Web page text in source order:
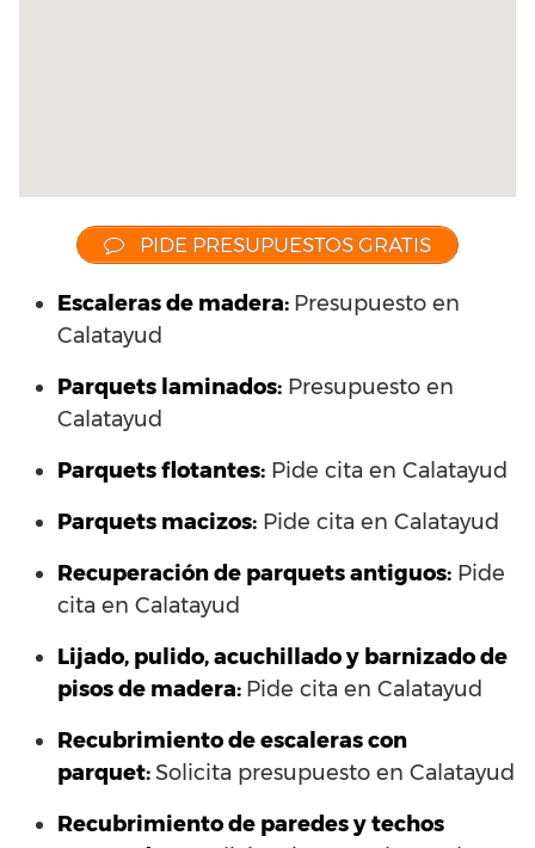
PIDE PRESUPUESTOS GRATIS
Escaleras de madera: Presupuesto en
Calatayud
Parquets laminados: Presupuesto en
Calatayud
Parquets flotantes: Pide cita en Calatayud
Parquets macizos: Pide cita en Calatayud
Recuperación de parquets antiguos: Pide
cita en Calatayud
Lijado, pulido, acuchillado y barnizado de
pisos de madera: Pide cita en Calatayud
Recubrimiento de escaleras con
parquet:Solicita presupuesto en Calatayud
Recubrimiento de paredes y techos